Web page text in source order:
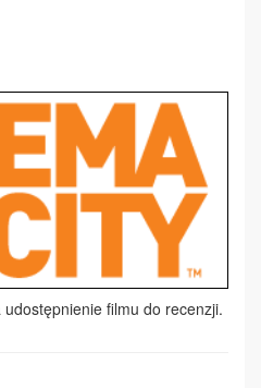
filmu do recenzji.